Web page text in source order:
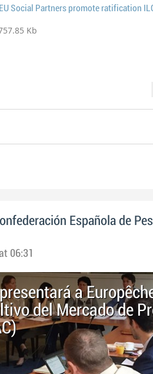
Kb
Española de
06:31
a
del Mercado de